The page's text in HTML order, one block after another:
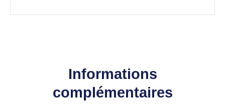
Informations
complémentaires